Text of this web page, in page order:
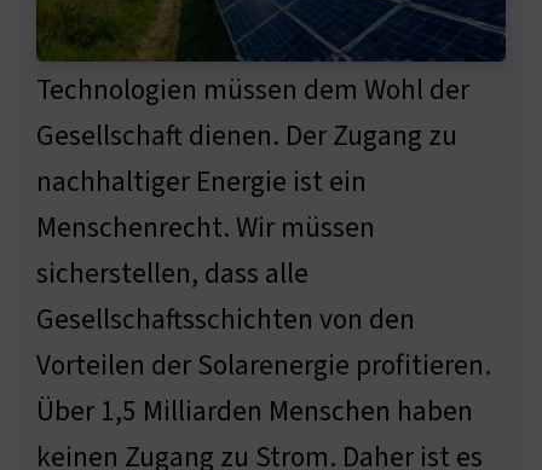
Technologien müssen dem Wohl der
Gesellschaft dienen. Der Zugang zu
nachhaltiger Energie ist ein
Menschenrecht. Wir müssen
sicherstellen, dass alle
Gesellschaftsschichten von den
Vorteilen der Solarenergie profitieren.
Über 1,5 Milliarden Menschen haben
keinen Zugang zu Strom. Daher ist es